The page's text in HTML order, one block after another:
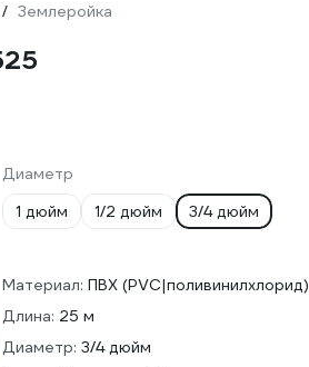
/ Землеройка
Диаметр
1 дюйм
1/2 дюйм 3/4 дюйм
Материал: ПВХ (PVC|поливинилхлорид)
Длина: 25 м
Диаметр: 3/4 дюйм